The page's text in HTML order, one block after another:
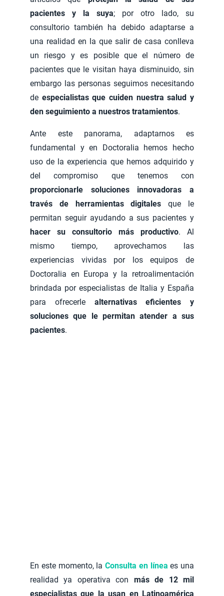
pacientes y la suya; por otro lado, su
consultorio también ha debido adaptarse a
una realidad en la que salir de casa conlleva
un riesgo y es posible que el número de
pacientes que le visitan haya disminuido, sin
embargo las personas seguimos necesitando
de especialistas que cuiden nuestra salud y
den seguimiento a nuestros tratamientos.
Ante este panorama, adaptarnos es
fundamental y en Doctoralia hemos hecho
uso de la experiencia que hemos adquirido y
del compromiso que tenemos con
proporcionarle soluciones innovadoras a
través de herramientas digitales que le
permitan seguir ayudando a sus pacientes y
hacer su consultorio más productivo. Al
mismo tiempo, aprovechamos las
experiencias vividas por los equipos de
Doctoralia en Europa y la retroalimentación
brindada por especialistas de Italia y España
para ofrecerle alternativas eficientes y
soluciones que le permitan atender a sus
pacientes.
En este momento, la Consulta en línea es una
realidad ya operativa con más de 12 mil
especialistas que la usan en Latinoamérica